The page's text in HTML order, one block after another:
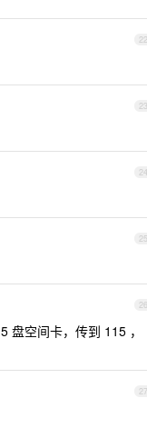
22
23
24
25
26
空间卡，传到 115 ，
27